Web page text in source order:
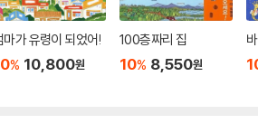
돌아오지만, 오즈의 마법사가 사기꾼이라는
시는 다시 집으로 돌아갈 수 있을까요?
마가 유령이 되었어!
% 10,800원
100층짜리 집
10% 8,550원